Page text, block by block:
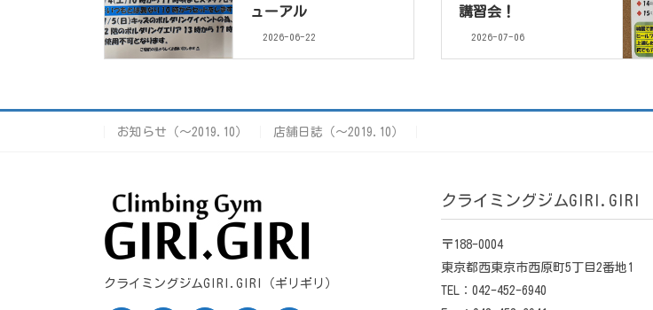
ューアル
2026-06-22
講習会！
2026-07-06
お知らせ（〜2019.10） 店舗日誌（〜2019.10）
クライミングジムGIRI.GIRI（ギリギリ）
クライミングジムGIRI.GIRI
〒188-0004
東京都西東京市西原町5丁目2番地1
TEL：042-452-6940